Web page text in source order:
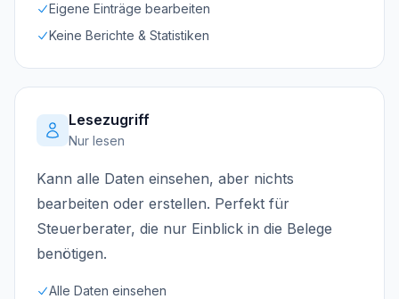
Eigene Einträge bearbeiten
Keine Berichte & Statistiken
Lesezugriff
Nur lesen
Kann alle Daten einsehen, aber nichts
bearbeiten oder erstellen. Perfekt für
Steuerberater, die nur Einblick in die Belege
benötigen.
Alle Daten einsehen